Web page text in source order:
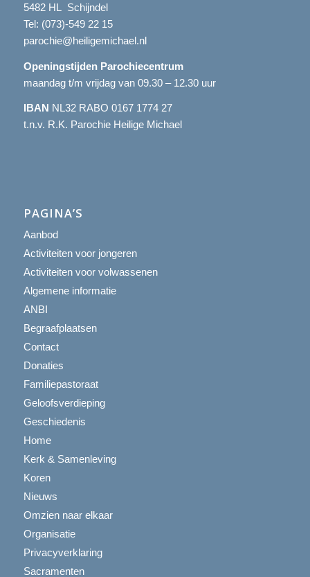
5482 HL Schijndel
Tel: (073)-549 22 15
parochie@heiligemichael.nl
Openingstijden Parochiecentrum
maandag t/m vrijdag van 09.30 – 12.30 uur
IBAN NL32 RABO 0167 1774 27
t.n.v. R.K. Parochie Heilige Michael
PAGINA’S
Aanbod
Activiteiten voor jongeren
Activiteiten voor volwassenen
Algemene informatie
ANBI
Begraafplaatsen
Contact
Donaties
Familiepastoraat
Geloofsverdieping
Geschiedenis
Home
Kerk & Samenleving
Koren
Nieuws
Omzien naar elkaar
Organisatie
Privacyverklaring
Sacramenten